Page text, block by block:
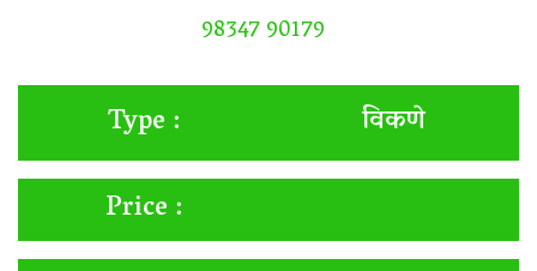
98347 90179
Type :
विकणे
Price :